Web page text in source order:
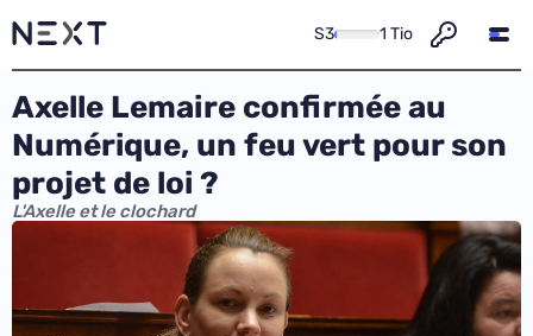
S3 1 Tio
Axelle Lemaire confirmée au
Numérique, un feu vert pour son
projet de loi ?
L'Axelle et le clochard